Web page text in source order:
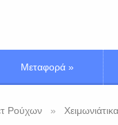
Μεταφορά »
Ρούχων